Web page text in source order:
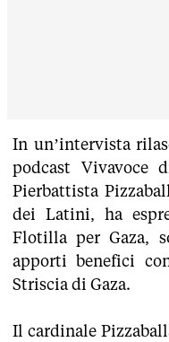
In un’intervista
podcast Vivavoce
Pierbattista
dei Latini, ha
Flotilla per Gaza,
apporti benefici
Striscia di Gaza.
Il cardinale